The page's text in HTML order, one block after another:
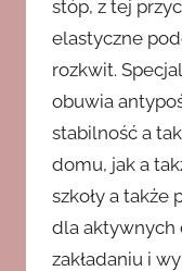
stóp, z tej
elastyczne
rozkwit.
obuwia
stabilność a
domu, jak a
szkoły a także
dla aktywnych
zakładaniu i